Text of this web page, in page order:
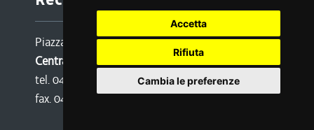
Accetta
Rifiuta
Cambia le preferenze
Piazza Oberdan 6, 34133 TRIESTE
Centralino:
tel. 040 3771111
fax. 040 3773190